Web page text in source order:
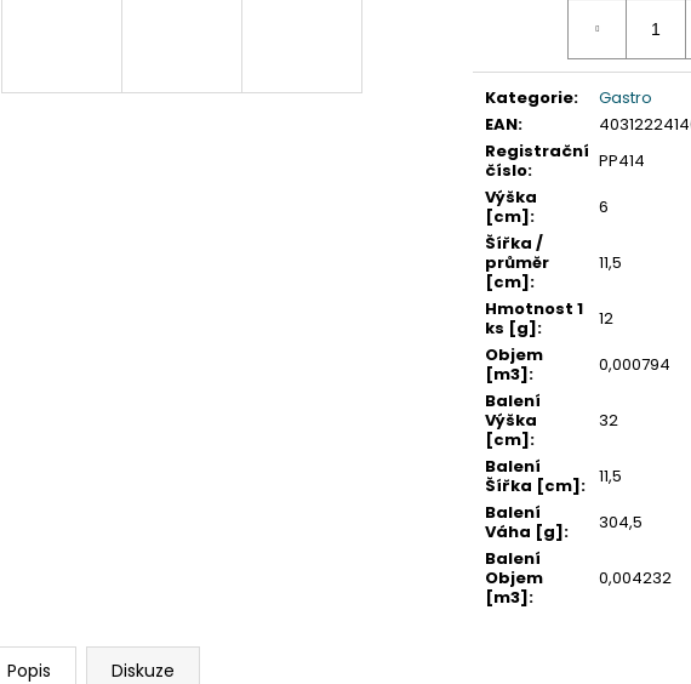
Kategorie:
Gastro
EAN:
Registrační
číslo:
PP414
Výška
[cm]:
6
Šířka /
průměr
[cm]:
11,5
Hmotnost 1
ks [g]:
12
Objem
[m3]:
0,000794
Balení
Výška
[cm]:
32
Balení
Šířka [cm]: 11,5
Balení
Váha [g]:
304,5
Balení
Objem
[m3]:
0,004232
Popis Diskuze
ETIKETY SAMOLEPICÍ 70X37 MM